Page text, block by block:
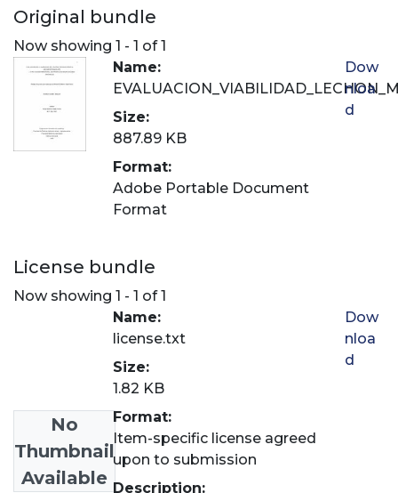
Original bundle
Now showing 1 - 1 of 1
Name:
Size:
887.89 KB
Format:
Adobe Portable Document
Format
Dow
nloa
d
License bundle
Now showing 1 - 1 of 1
No
Thumbnail
Available
Name:
license.txt
Size:
1.82 KB
Format:
Item-specific license agreed
upon to submission
Description:
Dow
nloa
d